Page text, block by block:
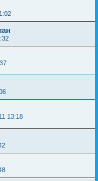
13:18